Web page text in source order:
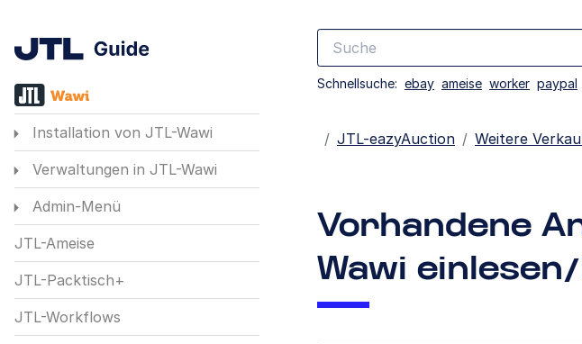
Installation von JTL-Wawi
Verwaltungen in JTL-Wawi
Admin-Menü
JTL-Ameise
JTL-Packtisch+
JTL-Workflows
Schnellsuche: ebay ameise worker paypal
Startseite
JTL-eazyAuction Weitere
Vorhandene
Wawi